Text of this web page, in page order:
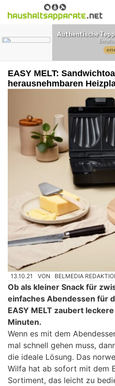
EASY MELT:
herausnehmbaren
13.10.21 VON BELMEDIA
Ob als kleiner Snack für
einfaches Abendessen für
EASY MELT zaubert
Minuten.
Wenn es mit dem
mal schnell gehen muss,
die ideale Lösung. Das
Wilfa hat ab sofort mit dem
Sortiment, das leicht zu